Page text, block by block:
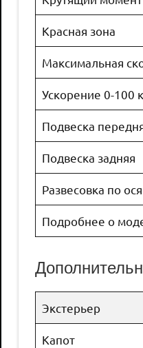
Красная зона
Максимальная
Ускорение 0-100
Подвеска
Подвеска задняя
Развесовка по
Подробнее о
Экстерьер
Капот